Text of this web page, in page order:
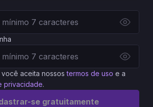
aceita nossos termos de uso e a
privacidade.
se gratuitamente